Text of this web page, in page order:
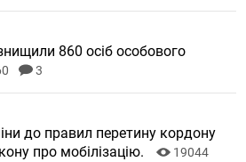
860 осіб особового
3
до правил перетину кордону
про мобілізацію.
19044